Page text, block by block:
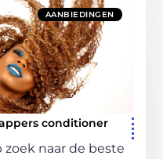
AANBIEDINGEN
conditioner
zoek naar de beste